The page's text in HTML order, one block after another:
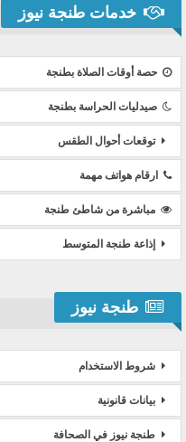
خدمات طنجة نيوز
حصة أوقات الصلاة بطنجة
صيدليات الحراسة بطنجة
توقعات أحوال الطقس
ارقام هواتف مهمة
مباشرة من شاطئ طنجة
إذاعة طنجة المتوسط
طنجة نيوز
شروط الاستخدام
بيانات قانونية
طنجة نيوز في الصحافة